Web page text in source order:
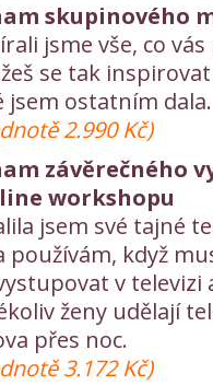
skupinového
jsme vše, co
se tak
jsem ostatním dala.
2.990 Kč)
závěrečného
workshopu
jsem své tajné
používám, když
v televizi
ženy udělají
přes noc.
3.172 Kč)